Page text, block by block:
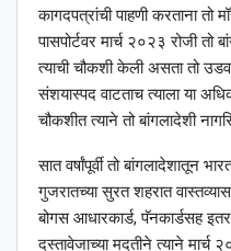
कागदपत्रांची पाहणी करताना तो
पासपोर्टवर मार्च २०२३ रोजी तो
त्याची चौकशी केली असता तो
संशयास्पद वाटताच त्याला या
चौकशीत त्याने तो बांगलादेशी
सात वर्षांपूर्वी तो बांगलादेशातून
गुजरातच्या सुरत शहरात
बोगस आधारकार्ड, पॅनकार्डसह
दस्तावेजाच्या मदतीने त्याने मार्च